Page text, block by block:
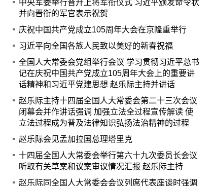
中央军委举行晋升上将军衔仪式 习近平颁发命令状
并向晋衔的军官表示祝贺
庆祝中国共产党成立105周年大会在京隆重举行
习近平向全国各族人民致以美好的新春祝福
全国人大常委会党组举行会议 学习贯彻习近平总书
记在庆祝中国共产党成立105周年大会上的重要讲
话精神和习近平党建思想 赵乐际主持并讲话
赵乐际主持十四届全国人大常委会第二十三次会议
闭幕会并作讲话强调 加强立法全过程宣传解读 使
立法过程成为普及法律知识弘扬法治精神的过程
赵乐际会见孟加拉国总理塔里克
十四届全国人大常委会举行第六十九次委员长会议
听取有关草案和议案审议情况汇报 赵乐际主持
赵乐际同全国人大常委会会议列席代表座谈时强调